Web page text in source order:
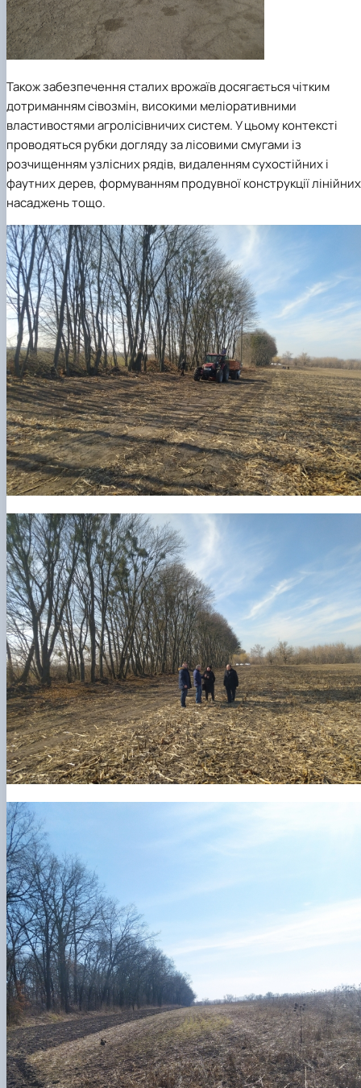
Також забезпечення сталих врожаїв досягається чітким
дотриманням сівозмін, високими меліоративними
властивостями агролісівничих систем. У цьому контексті
проводяться рубки догляду за лісовими смугами із
розчищенням узлісних рядів, видаленням сухостійних і
фаутних дерев, формуванням продувної конструкції лінійних
насаджень тощо.